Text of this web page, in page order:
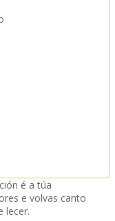
é a túa
e volvas canto
lecer.